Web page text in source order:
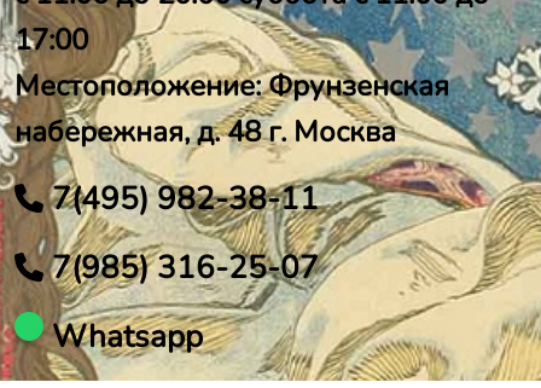
17:00
Местоположение: Фрунзенская
набережная, д. 48 г. Москва
7(495) 982-38-11
7(985) 316-25-07
Whatsapp